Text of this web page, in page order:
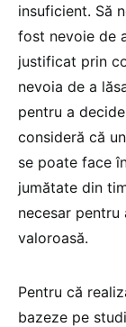
insuficient. Să
fost nevoie de
justificat prin
nevoia de a
pentru a
consideră că
se poate face
jumătate din
necesar
valoroasă.
Pentru că
bazeze pe